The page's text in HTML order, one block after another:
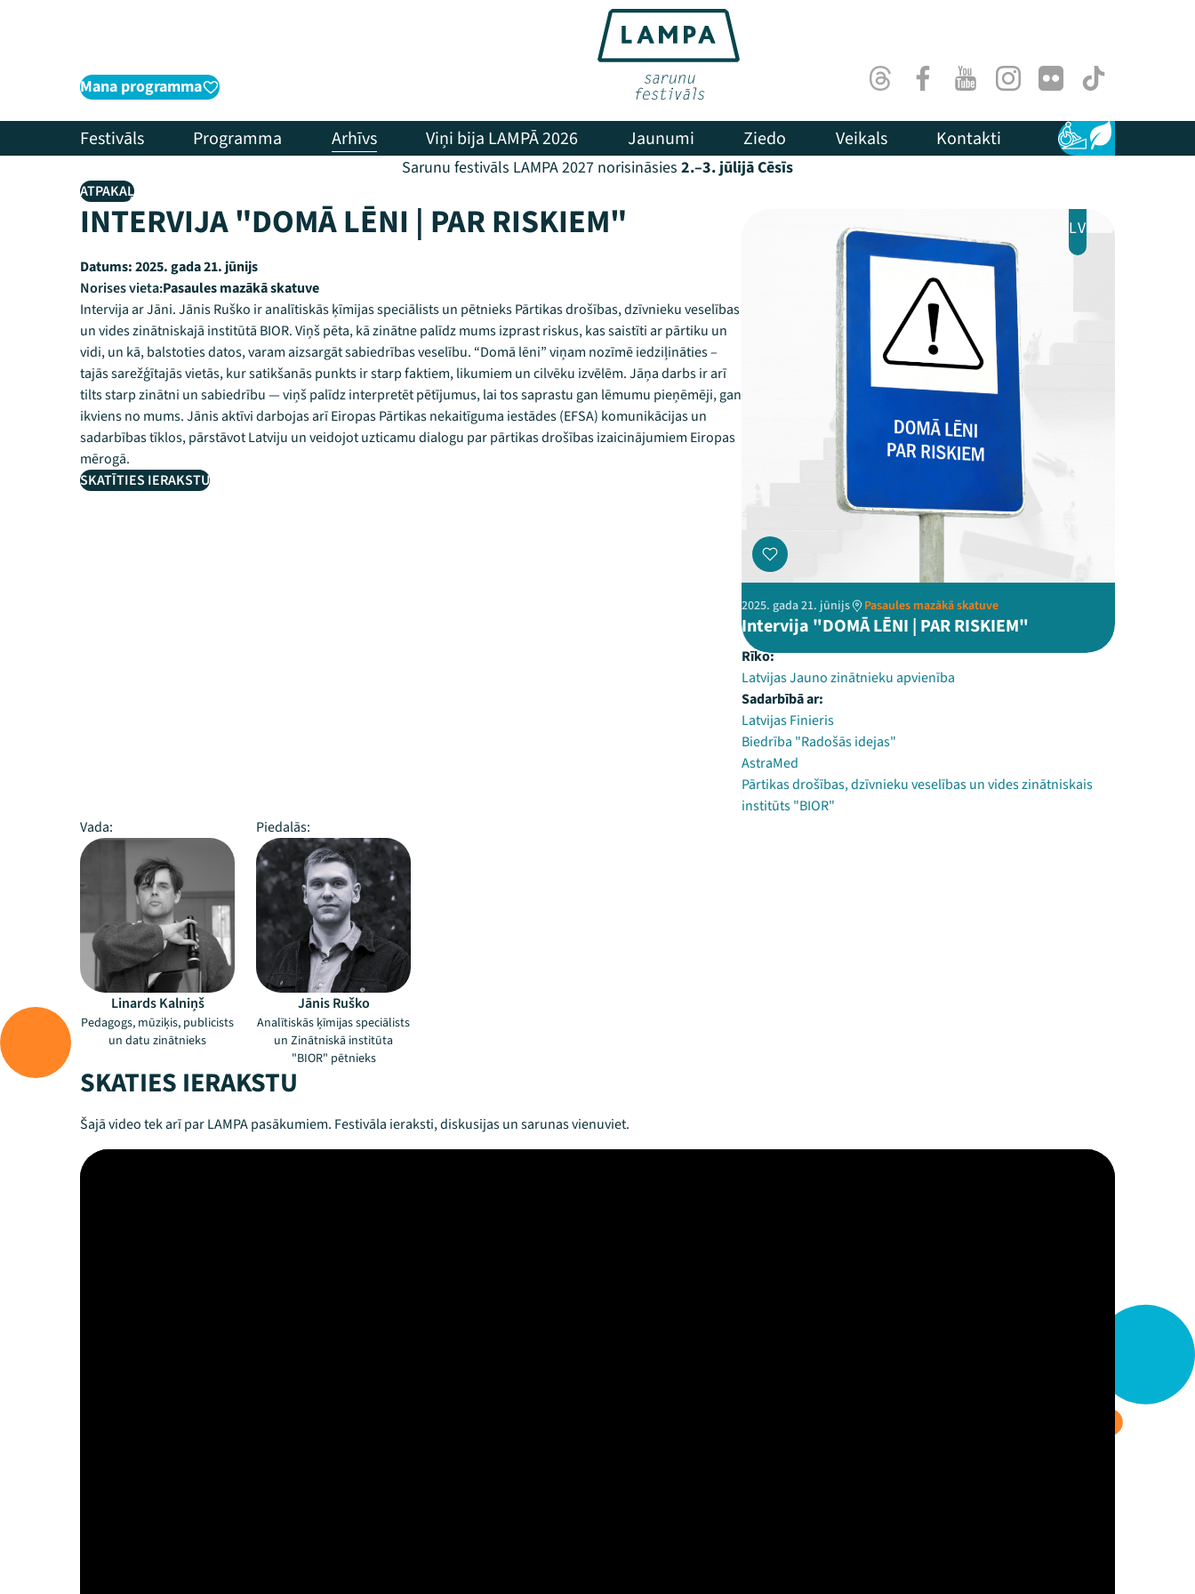
Mana programma ThreadsFacebookYoutubeInstagram
Flick TikTok
Festivāls Programma Arhīvs Viņi bija LAMPĀ 2026 Jaunumi Ziedo Veikals Kontakti Pieejamība
Ilgtspēja
Sarunu festivāls LAMPA 2027 norisināsies 2.–3. jūlijā Cēsīs
ATPAKAĻ
INTERVIJA "DOMĀ LĒNI | PAR RISKIEM"
Datums:2025. gada 21. jūnijs
Norises vieta:Pasaules mazākā skatuve
Intervija ar Jāni. Jānis Ruško ir analītiskās ķīmijas speciālists un pētnieks Pārtikas drošības, dzīvnieku veselības
un vides zinātniskajā institūtā BIOR. Viņš pēta, kā zinātne palīdz mums izprast riskus, kas saistīti ar pārtiku un
vidi, un kā, balstoties datos, varam aizsargāt sabiedrības veselību. “Domā lēni” viņam nozīmē iedziļināties –
tajās sarežģītajās vietās, kur satikšanās punkts ir starp faktiem, likumiem un cilvēku izvēlēm. Jāņa darbs ir arī
tilts starp zinātni un sabiedrību — viņš palīdz interpretēt pētījumus, lai tos saprastu gan lēmumu pieņēmēji, gan
ikviens no mums. Jānis aktīvi darbojas arī Eiropas Pārtikas nekaitīguma iestādes (EFSA) komunikācijas un
sadarbības tīklos, pārstāvot Latviju un veidojot uzticamu dialogu par pārtikas drošības izaicinājumiem Eiropas
mērogā.
SKATĪTIES IERAKSTU
LV
2025. gada 21. jūnijs Pasaules mazākā skatuve
Intervija "DOMĀ LĒNI | PAR RISKIEM"
Rīko:
Latvijas Jauno zinātnieku apvienība
Sadarbībā ar:
Latvijas Finieris
Biedrība "Radošās idejas"
AstraMed
Pārtikas drošības, dzīvnieku veselības un vides zinātniskais
institūts "BIOR"
Vada:
Piedalās:
Linards Kalniņš
Pedagogs, mūziķis, publicists
un datu zinātnieks
Jānis Ruško
Analītiskās ķīmijas speciālists
un Zinātniskā institūta
"BIOR" pētnieks
SKATIES IERAKSTU
Šajā video tek arī par LAMPA pasākumiem. Festivāla ieraksti, diskusijas un sarunas vienuviet.